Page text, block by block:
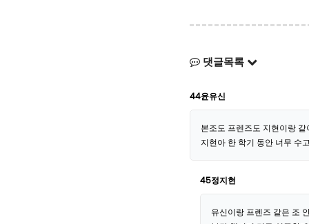
댓글목록
44윤유신
본조도 프렌즈도 지현이랑
지현아 한 학기 동안 너무 수
45정지현
유신이랑 프렌즈 같은 조